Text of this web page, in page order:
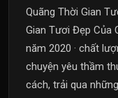
Quãng Thời Gian
Gian Tươi Đẹp Của
năm 2020 · chất
chuyện yêu thầm
cách, trải qua